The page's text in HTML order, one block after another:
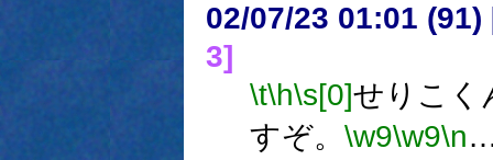
02/07/23 01:01 (91)
3]
\t\h\s[0]せりこく
すぞ。 \w9\w9\n